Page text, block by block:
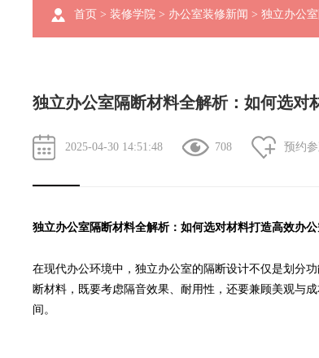
首页 > 装修学院 > 办公室装修新闻 > 独立办公
独立办公室隔断材料全解析：如何选对
2025-04-30 14:51:48 708 预约
独立办公室隔断材料全解析：如何选对材料打造高效办公
在现代办公环境中，独立办公室的隔断设计不仅是划分
断材料，既要考虑隔音效果、耐用性，还要兼顾美观与
间。